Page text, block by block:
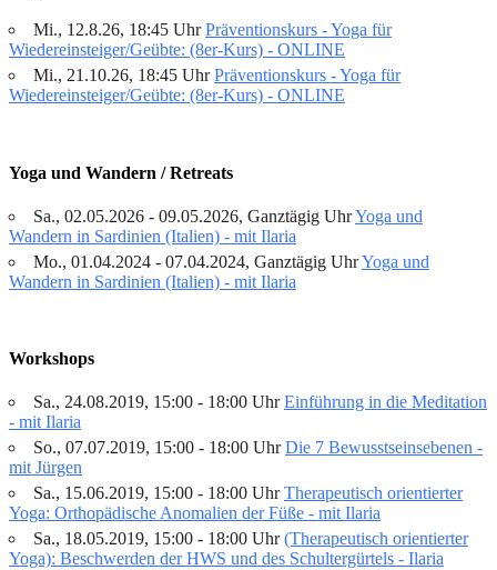
Mi., 12.8.26, 18:45 UhrPräventionskurs - Yoga für
Wiedereinsteiger/Geübte: (8er-Kurs) - ONLINE
Mi., 21.10.26, 18:45 UhrPräventionskurs - Yoga für
Wiedereinsteiger/Geübte: (8er-Kurs) - ONLINE
Yoga und Wandern / Retreats
Sa., 02.05.2026 - 09.05.2026, Ganztägig UhrYoga und
Wandern in Sardinien (Italien) - mit Ilaria
Mo., 01.04.2024 - 07.04.2024, Ganztägig UhrYoga und
Wandern in Sardinien (Italien) - mit Ilaria
Workshops
Sa., 24.08.2019, 15:00 - 18:00 UhrEinführung in die Meditation
- mit Ilaria
So., 07.07.2019, 15:00 - 18:00 UhrDie 7 Bewusstseinsebenen -
mit Jürgen
Sa., 15.06.2019, 15:00 - 18:00 UhrTherapeutisch orientierter
Yoga: Orthopädische Anomalien der Füße - mit Ilaria
Sa., 18.05.2019, 15:00 - 18:00 Uhr(Therapeutisch orientierter
Yoga): Beschwerden der HWS und des Schultergürtels - Ilaria